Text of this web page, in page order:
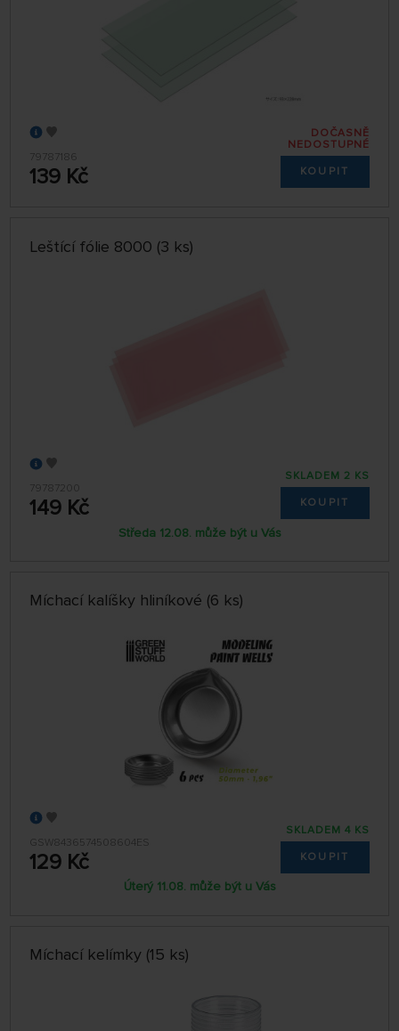
79787186
139 Kč
DOČASNĚ
NEDOSTUPNÉ
KOUPIT
Leštící fólie 8000 (3 ks)
79787200
149 Kč
SKLADEM 2 KS
KOUPIT
Středa 12.08. může být u Vás
Míchací kalíšky hliníkové (6 ks)
GSW8436574508604ES
129 Kč
SKLADEM 4 KS
KOUPIT
Úterý 11.08. může být u Vás
Míchací kelímky (15 ks)